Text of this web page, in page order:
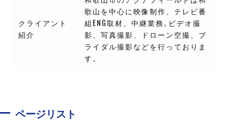
クライアント
紹介
歌山を中心に映像制作、テレビ番
組ENG取材、中継業務､ビデオ撮
影、写真撮影、ドローン空撮、ブ
ライダル撮影などを行っておりま
す。
ページリスト